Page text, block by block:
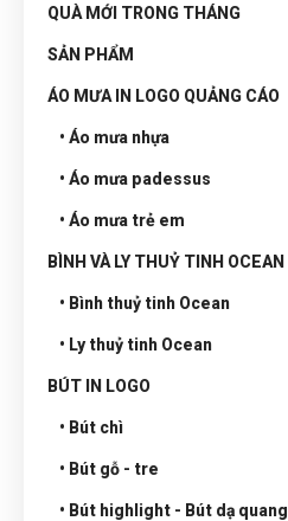
QUÀ MỚI TRONG THÁNG
SẢN PHẨM
ÁO MƯA IN LOGO QUẢNG CÁO
• Áo mưa nhựa
• Áo mưa padessus
• Áo mưa trẻ em
BÌNH VÀ LY THUỶ TINH OCEAN
• Bình thuỷ tinh Ocean
• Ly thuỷ tinh Ocean
BÚT IN LOGO
• Bút chì
• Bút gỗ - tre
• Bút highlight - Bút dạ quang